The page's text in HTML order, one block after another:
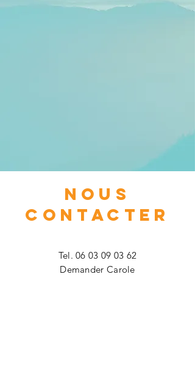
NOUS
CONTACTER
Tel.06 03 09 03 62
Demander Carole